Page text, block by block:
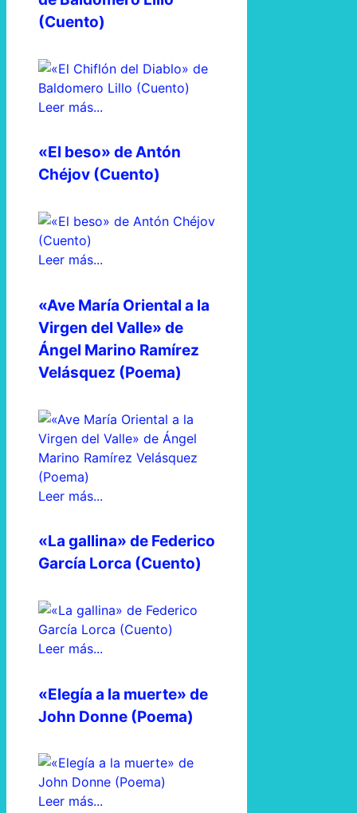
(Cuento)
Leer más...
«El beso» de Antón
Chéjov (Cuento)
Leer más...
«Ave María Oriental a la
Virgen del Valle» de
Ángel Marino Ramírez
Velásquez (Poema)
Leer más...
«La gallina» de Federico
García Lorca (Cuento)
Leer más...
«Elegía a la muerte» de
John Donne (Poema)
Leer más...